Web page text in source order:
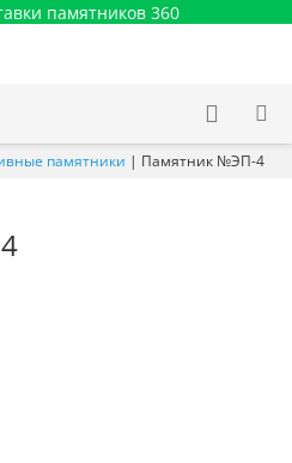
памятников 360
памятники | Памятник №ЭП-4